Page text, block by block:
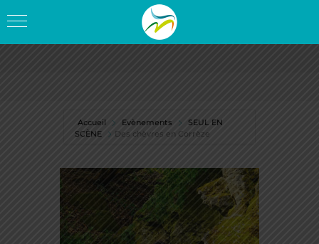
Accueil Evènements
SEUL EN
SCÈNE
Des chèvres en Corrèze